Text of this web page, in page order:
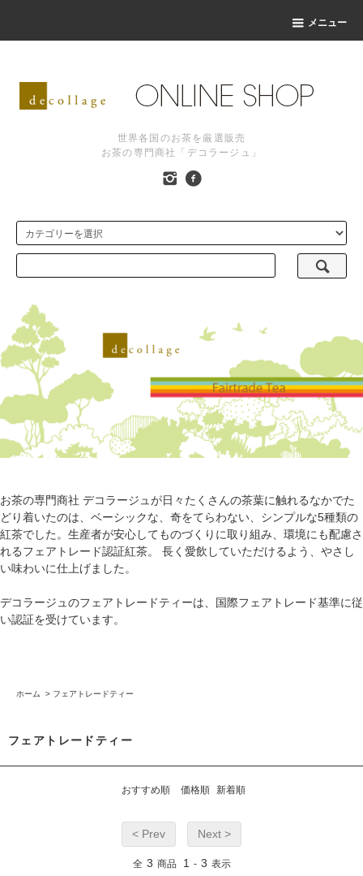
メニュー
世界各国のお茶を厳選販売
お茶の専門商社「デコラージュ」
お茶の専門商社 デコラージュが日々たくさんの茶葉に触れるなかでた
どり着いたのは、ベーシックな、奇をてらわない、シンプルな5種類の
紅茶でした。生産者が安心してものづくりに取り組み、環境にも配慮さ
れるフェアトレード認証紅茶。 長く愛飲していただけるよう、やさし
い味わいに仕上げました。
デコラージュのフェアトレードティーは、国際フェアトレード基準に従
い認証を受けています。
ホーム > フェアトレードティー
フェアトレードティー
おすすめ順 価格順 新着順
< Prev Next >
全 3 商品 1 - 3 表示